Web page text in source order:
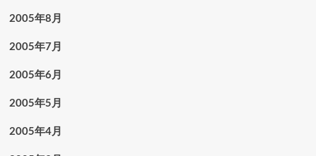
2005年8月
2005年7月
2005年6月
2005年5月
2005年4月